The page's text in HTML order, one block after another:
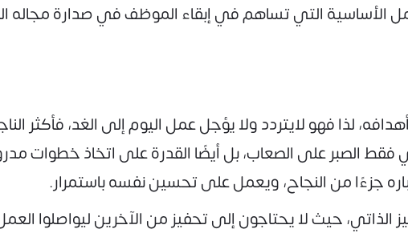
الأساسية التي تساهم في إبقاء الموظف في صدارة مجاله
لذا فهو لايتردد ولا يؤجل عمل اليوم إلى الغد، فأكثر
فقط الصبر على الصعاب، بل أيضًا القدرة على اتخاذ
جزءًا من النجاح، ويعمل على تحسين نفسه باستمرار.
الذاتي، حيث لا يحتاجون إلى تحفيز من الآخرين ليواصلوا